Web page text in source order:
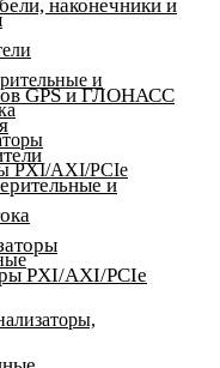
и
PXI/AXI/PCIe
наконечники и
GPS и ГЛОНАСС
и
PXI/AXI/PCIe